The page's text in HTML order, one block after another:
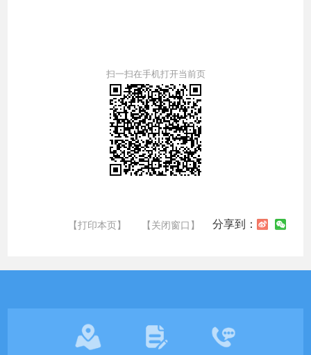
扫一扫在手机打开当前页
【打印本页】 【关闭窗口】 分享到：